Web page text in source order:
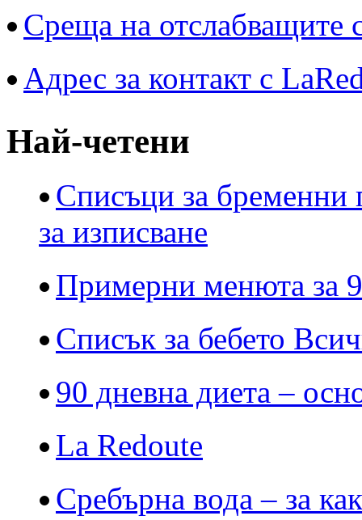
Среща на отслабващите
Адрес за контакт с
Най-четени
Списъци за бременни
за изписване
Примерни менюта за
Списък за бебето
90 дневна диета –
La Redoute
Сребърна вода – за